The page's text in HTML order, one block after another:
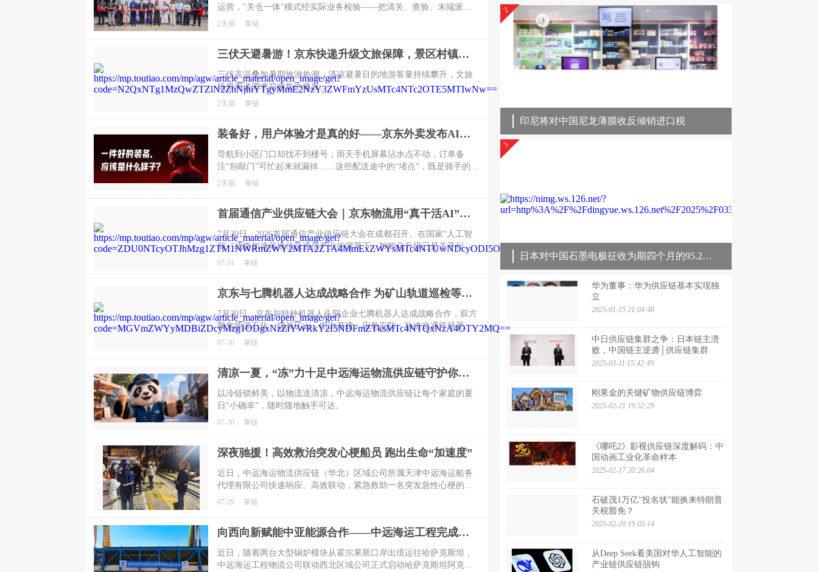
运营，"关仓一体"模式经实际业务检验——把清关、查验、末端派送
收拢进同一套体系，让跨境包裹落地后最快24小时可完成末端派送，
2天前 掌链
三伏天避暑游！京东快递升级文旅保障，景区村镇上门取送，机场车站行李直送
三伏高温叠加暑期旅游热潮，清凉避暑目的地游客量持续攀升，文旅
场景寄递需求迎来集中爆发。
2天前 掌链
装备好，用户体验才是真的好——京东外卖发布AI智能头盔
导航到小区门口却找不到楼号，雨天手机屏幕沾水点不动，订单备
注“别敲门”可忙起来就漏掉……这些配送途中的“堵点”，既是骑手的日
常烦恼，也直接决定了用户的收餐体验。
2天前 掌链
首届通信产业供应链大会｜京东物流用“真干活AI”引领行业迈入智能化时代
7月30日，2026首届通信产业供应链大会在成都召开。在国家“人工智
能+”战略加速落地信息通信产业的背景下，智能化升级已是关乎行业
未来的必答题。但对于通信供应链而言，AI到底意味着什么？不是算
07-31 掌链
京东与七腾机器人达成战略合作 为矿山轨道巡检等特种机器人提供售后维修等服务
7月30日，京东与特种机器人头部企业七腾机器人达成战略合作，双方
聚焦能源石化、煤炭矿山、电力基建、应急安防、轨道交通等场景的
机器人应用，依托京东在智能机器人赛道的生态布局，投入专业人
07-30 掌链
清凉一夏，“冻”力十足中远海运物流供应链守护你的冰爽夏天
以冷链锁鲜美，以物流送清凉，中远海运物流供应链让每个家庭的夏
日“小确幸”，随时随地触手可达。
07-30 掌链
深夜驰援！高效救治突发心梗船员 跑出生命“加速度”
​近日，中远海运物流供应链（华北）区域公司所属天津中远海运船务
代理有限公司快速响应、高效联动，紧急救助一名突发急性心梗的在
岗船员，以专业高效的应急处置能力，为生命健康保驾护航，用实际
07-29 掌链
向西向新赋能中亚能源合作——中远海运工程完成哈萨克斯坦阿克套燃机项目首批大件设备跨境发运
​近日，随着两台大型锅炉模块从霍尔果斯口岸出境运往哈萨克斯坦，
中远海运工程物流公司联动西北区域公司正式启动哈萨克斯坦阿克套
印尼将对中国尼龙薄膜收反倾销进口税
2
日本对中国石墨电极征收为期四个月的95.2%关税
3
华为董事：华为供应链基本实现独
立
2025-01-15 21:04:48
中日供应链集群之争：日本链主溃
败，中国链主逆袭│供应链集群
2025-03-11 15:42:49
刚果金的关键矿物供应链博弈
2025-02-21 19:52:29
《哪吒2》影视供应链深度解码：中
国动画工业化革命样本
2025-02-17 20:26:04
石破茂1万亿“投名状”能换来特朗普
关税豁免？
2025-02-20 19:05:14
从Deep Seek看美国对华人工智能的
产业链供应链脱钩